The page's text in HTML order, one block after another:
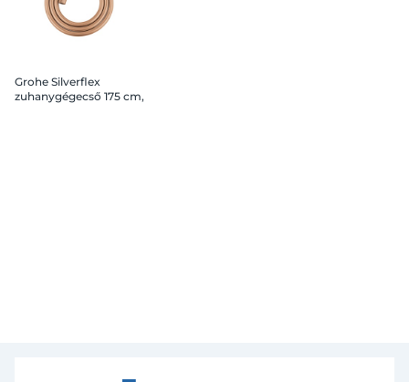
Grohe Silverflex
zuhanygégecső 175 cm,